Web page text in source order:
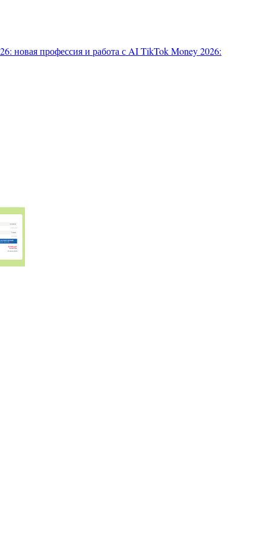
новая профессия и работа с AITikTok Money 2026: